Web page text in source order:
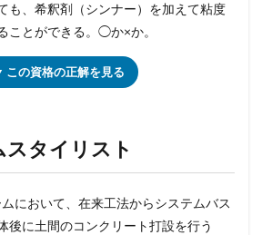
も、希釈剤（シンナー）を加えて粘度
ことができる。◯か×か。
この資格の正解を見る
スタイリスト
において、在来工法からシステムバス
後に土間のコンクリート打設を行う